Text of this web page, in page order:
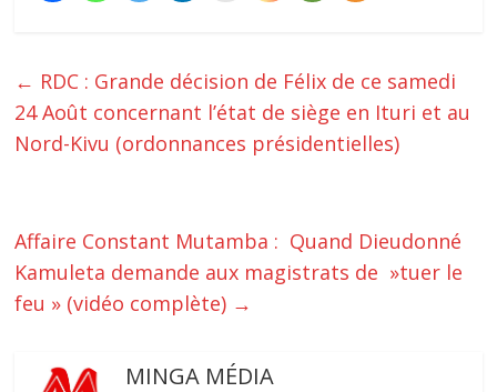
← RDC : Grande décision de Félix de ce samedi
24 Août concernant l’état de siège en Ituri et au
Nord-Kivu (ordonnances présidentielles)
Affaire Constant Mutamba : Quand Dieudonné
Kamuleta demande aux magistrats de »tuer le
feu » (vidéo complète) →
MINGA MÉDIA